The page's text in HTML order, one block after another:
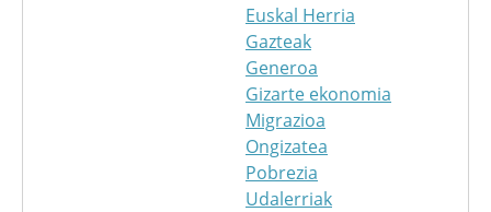
Euskal Herria
Gazteak
Generoa
Gizarte ekonomia
Migrazioa
Ongizatea
Pobrezia
Udalerriak